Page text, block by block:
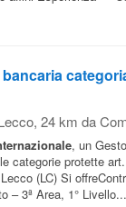
, 24 km da
, un
categorie protette
(LC) Si
– 3ª Area, 1° Livello...